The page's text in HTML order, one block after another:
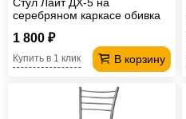
серебряном каркасе обивка
1 800 ₽
В корзину
Купить в 1 клик